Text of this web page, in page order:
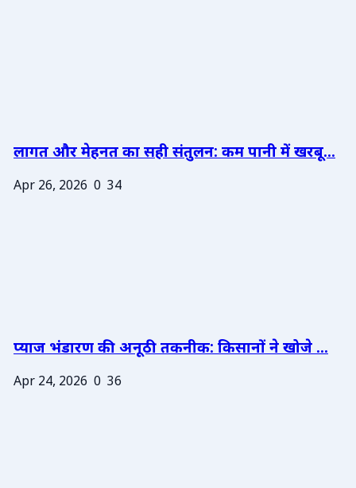
लागत और मेहनत का सही संतुलन: कम पानी में खरबू...
Apr 26, 2026 0 34
प्याज भंडारण की अनूठी तकनीक: किसानों ने खोजे ...
Apr 24, 2026 0 36